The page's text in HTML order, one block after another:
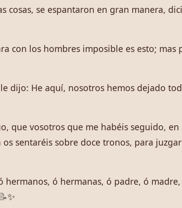
cosas, se espantaron en gran manera,
con los hombres imposible es esto;
dijo: He aquí, nosotros hemos dejado
que vosotros que me habéis seguido,
sentaréis sobre doce tronos, para
hermanos, ó hermanas, ó padre, ó
📝✨